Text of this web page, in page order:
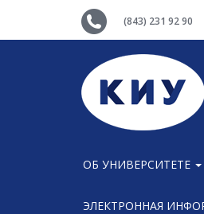
(843) 231 92 90
ОБ УНИВЕРСИТЕТЕ
ЭЛЕКТРОННАЯ